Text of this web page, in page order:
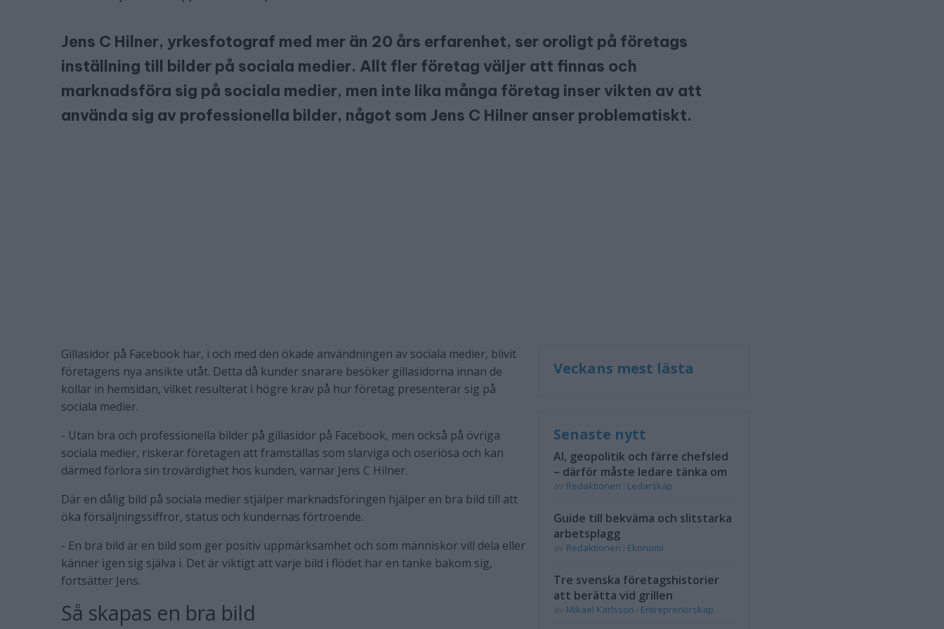
Jens C Hilner, yrkesfotograf med mer än 20 års erfarenhet, ser oroligt på företags
inställning till bilder på sociala medier. Allt fler företag väljer att finnas och
marknadsföra sig på sociala medier, men inte lika många företag inser vikten av att
använda sig av professionella bilder, något som Jens C Hilner anser problematiskt.
Gillasidor på Facebook har, i och med den ökade användningen av sociala medier, blivit
företagens nya ansikte utåt. Detta då kunder snarare besöker gillasidorna innan de
kollar in hemsidan, vilket resulterat i högre krav på hur företag presenterar sig på
sociala medier.
- Utan bra och professionella bilder på gillasidor på Facebook, men också på övriga
sociala medier, riskerar företagen att framställas som slarviga och oseriösa och kan
därmed förlora sin trovärdighet hos kunden, varnar Jens C Hilner.
Där en dålig bild på sociala medier stjälper marknadsföringen hjälper en bra bild till att
öka försäljningssiffror, status och kundernas förtroende.
- En bra bild är en bild som ger positiv uppmärksamhet och som människor vill dela eller
känner igen sig själva i. Det är viktigt att varje bild i flödet har en tanke bakom sig,
fortsätter Jens.
Så skapas en bra bild
Veckans mest lästa
Senaste nytt
AI, geopolitik och färre chefsled
– därför måste ledare tänka om
Redaktionen Ledarskap
Guide till bekväma och slitstarka
arbetsplagg
Redaktionen Ekonomi
Tre svenska företagshistorier
att berätta vid grillen
Mikael Karlsson Entreprenörskap